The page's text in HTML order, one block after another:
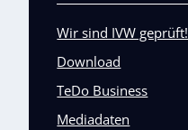
Wir sind IVW geprüft!
Download
TeDo Business
Mediadaten